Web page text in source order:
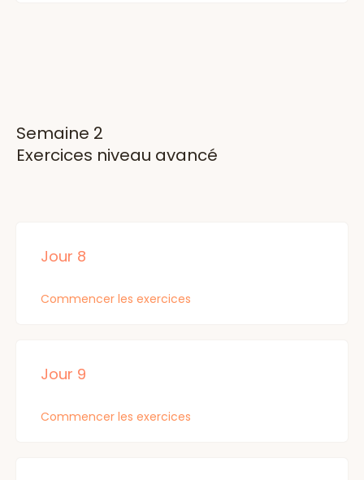
Semaine 2
Exercices niveau avancé
Jour 8
Commencer les exercices
Jour 9
Commencer les exercices